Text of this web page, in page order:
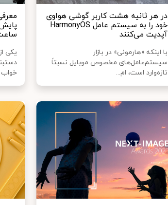
در هر ثانیه هشت کاربر گوشی هواوی
خود را به سیستم عامل HarmonyOS
آپدیت می‌کنند
با اینکه «هارمونی» در بازار
سیستم‌عامل‌های مخصوص موبایل نسبتاً
تازه‌وارد است، ام...